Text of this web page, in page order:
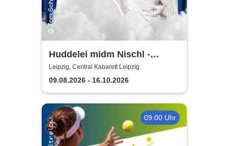
Huddelei midm Nischl -
Central Kabarett Leipzig
Leipzig, Central Kabarett Leipzig
09.08.2026 - 16.10.2026
09:00 Uhr